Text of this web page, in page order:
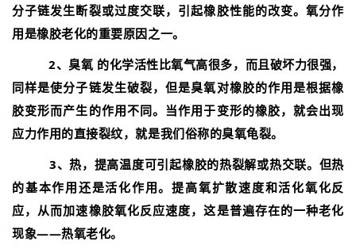
分子链发生断裂或过度交联，引起橡胶性能的改变。氧分作
用是橡胶老化的重要原因之一。
2、臭氧 的化学活性比氧气高很多，而且破坏力很强，
同样是使分子链发生破裂，但是臭氧对橡胶的作用是根据橡
胶变形而产生的作用不同。当作用于变形的橡胶，就会出现
应力作用的直接裂纹，就是我们俗称的臭氧龟裂。
3、热，提高温度可引起橡胶的热裂解或热交联。但热
的基本作用还是活化作用。提高氧扩散速度和活化氧化反
应，从而加速橡胶氧化反应速度，这是普遍存在的一种老化
现象——热氧老化。